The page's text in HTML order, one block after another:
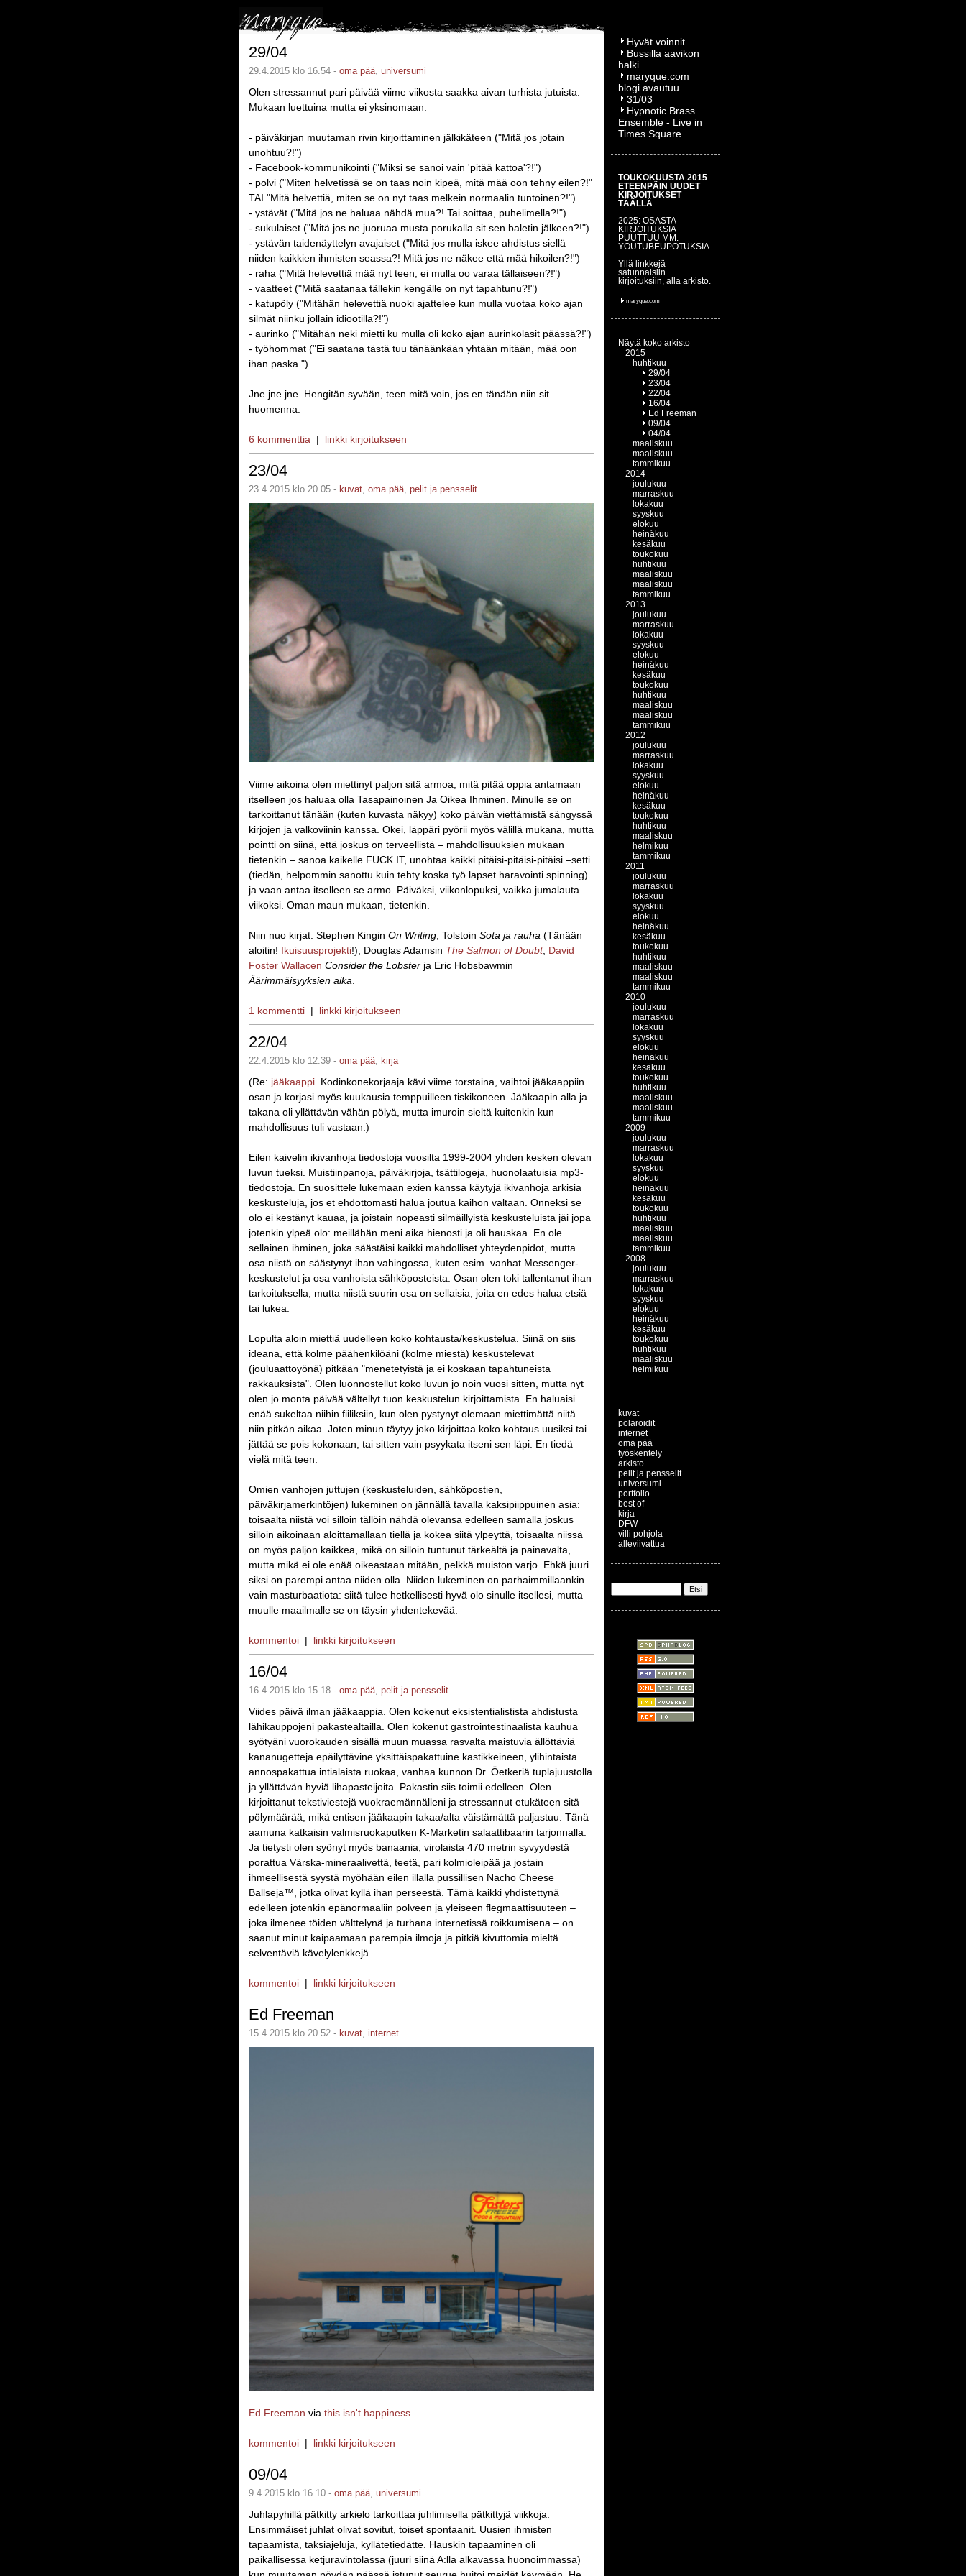
29/04
29.4.2015 klo 16.54 - oma pää, universumi
Olen stressannut pari päivää viime viikosta saakka aivan turhista jutuista.
Mukaan luettuina mutta ei yksinomaan:
- päiväkirjan muutaman rivin kirjoittaminen jälkikäteen ("Mitä jos jotain
unohtuu?!")
- Facebook-kommunikointi ("Miksi se sanoi vain 'pitää kattoa'?!")
- polvi ("Miten helvetissä se on taas noin kipeä, mitä mää oon tehny eilen?!"
TAI "Mitä helvettiä, miten se on nyt taas melkein normaalin tuntoinen?!")
- ystävät ("Mitä jos ne haluaa nähdä mua?! Tai soittaa, puhelimella?!")
- sukulaiset ("Mitä jos ne juoruaa musta porukalla sit sen baletin jälkeen?!")
- ystävän taidenäyttelyn avajaiset ("Mitä jos mulla iskee ahdistus siellä
niiden kaikkien ihmisten seassa?! Mitä jos ne näkee että mää hikoilen?!")
- raha ("Mitä helevettiä mää nyt teen, ei mulla oo varaa tällaiseen?!")
- vaatteet ("Mitä saatanaa tällekin kengälle on nyt tapahtunu?!")
- katupöly ("Mitähän helevettiä nuoki ajattelee kun mulla vuotaa koko ajan
silmät niinku jollain idiootilla?!")
- aurinko ("Mitähän neki mietti ku mulla oli koko ajan aurinkolasit päässä?!")
- työhommat ("Ei saatana tästä tuu tänäänkään yhtään mitään, mää oon
ihan paska.")
Jne jne jne. Hengitän syvään, teen mitä voin, jos en tänään niin sit
huomenna.
6 kommenttia | linkki kirjoitukseen
23/04
23.4.2015 klo 20.05 - kuvat, oma pää, pelit ja pensselit
Viime aikoina olen miettinyt paljon sitä armoa, mitä pitää oppia antamaan
itselleen jos haluaa olla Tasapainoinen Ja Oikea Ihminen. Minulle se on
tarkoittanut tänään (kuten kuvasta näkyy) koko päivän viettämistä sängyssä
kirjojen ja valkoviinin kanssa. Okei, läppäri pyörii myös välillä mukana, mutta
pointti on siinä, että joskus on terveellistä – mahdollisuuksien mukaan
tietenkin – sanoa kaikelle FUCK IT, unohtaa kaikki pitäisi-pitäisi-pitäisi –setti
(tiedän, helpommin sanottu kuin tehty koska työ lapset haravointi spinning)
ja vaan antaa itselleen se armo. Päiväksi, viikonlopuksi, vaikka jumalauta
viikoksi. Oman maun mukaan, tietenkin.
Niin nuo kirjat: Stephen Kingin On Writing , Tolstoin Sota ja rauha (Tänään
aloitin! Ikuisuusprojekti!), Douglas Adamsin The Salmon of Doubt, David
Foster Wallacen Consider the Lobster ja Eric Hobsbawmin
Äärimmäisyyksien aika
1 kommentti | linkki kirjoitukseen
22/04
22.4.2015 klo 12.39 - oma pää, kirja
(Re: jääkaappi . Kodinkonekorjaaja kävi viime torstaina, vaihtoi jääkaappiin
osan ja korjasi myös kuukausia temppuilleen tiskikoneen. Jääkaapin alla ja
takana oli yllättävän vähän pölyä, mutta imuroin sieltä kuitenkin kun
mahdollisuus tuli vastaan.)
Eilen kaivelin ikivanhoja tiedostoja vuosilta 1999-2004 yhden kesken olevan
luvun tueksi. Muistiinpanoja, päiväkirjoja, tsättilogeja, huonolaatuisia mp3-
tiedostoja. En suosittele lukemaan exien kanssa käytyjä ikivanhoja arkisia
keskusteluja, jos et ehdottomasti halua joutua kaihon valtaan. Onneksi se
olo ei kestänyt kauaa, ja joistain nopeasti silmäillyistä keskusteluista jäi jopa
jotenkin ylpeä olo: meillähän meni aika hienosti ja oli hauskaa. En ole
sellainen ihminen, joka säästäisi kaikki mahdolliset yhteydenpidot, mutta
osa niistä on säästynyt ihan vahingossa, kuten esim. vanhat Messenger-
keskustelut ja osa vanhoista sähköposteista. Osan olen toki tallentanut ihan
tarkoituksella, mutta niistä suurin osa on sellaisia, joita en edes halua etsiä
tai lukea.
Lopulta aloin miettiä uudelleen koko kohtausta/keskustelua. Siinä on siis
ideana, että kolme päähenkilöäni (kolme miestä) keskustelevat
(jouluaattoyönä) pitkään "menetetyistä ja ei koskaan tapahtuneista
rakkauksista". Olen luonnostellut koko luvun jo noin vuosi sitten, mutta nyt
olen jo monta päivää vältellyt tuon keskustelun kirjoittamista. En haluaisi
enää sukeltaa niihin fiiliksiin, kun olen pystynyt olemaan miettimättä niitä
niin pitkän aikaa. Joten minun täytyy joko kirjoittaa koko kohtaus uusiksi tai
jättää se pois kokonaan, tai sitten vain psyykata itseni sen läpi. En tiedä
vielä mitä teen.
Omien vanhojen juttujen (keskusteluiden, sähköpostien,
päiväkirjamerkintöjen) lukeminen on jännällä tavalla kaksipiippuinen asia:
toisaalta niistä voi silloin tällöin nähdä olevansa edelleen samalla joskus
silloin aikoinaan aloittamallaan tiellä ja kokea siitä ylpeyttä, toisaalta niissä
on myös paljon kaikkea, mikä on silloin tuntunut tärkeältä ja painavalta,
mutta mikä ei ole enää oikeastaan mitään, pelkkä muiston varjo. Ehkä juuri
siksi on parempi antaa niiden olla. Niiden lukeminen on parhaimmillaankin
vain masturbaatiota: siitä tulee hetkellisesti hyvä olo sinulle itsellesi, mutta
muulle maailmalle se on täysin yhdentekevää.
kommentoi | linkki kirjoitukseen
16/04
16.4.2015 klo 15.18 - oma pää, pelit ja pensselit
Viides päivä ilman jääkaappia. Olen kokenut eksistentialistista ahdistusta
lähikauppojeni pakastealtailla. Olen kokenut gastrointestinaalista kauhua
syötyäni vuorokauden sisällä muun muassa rasvalta maistuvia ällöttäviä
kananugetteja epäilyttävine yksittäispakattuine kastikkeineen, ylihintaista
annospakattua intialaista ruokaa, vanhaa kunnon Dr. Öetkeriä tuplajuustolla
ja yllättävän hyviä lihapasteijoita. Pakastin siis toimii edelleen. Olen
kirjoittanut tekstiviestejä vuokraemännälleni ja stressannut etukäteen sitä
pölymäärää, mikä entisen jääkaapin takaa/alta väistämättä paljastuu. Tänä
aamuna katkaisin valmisruokaputken K-Marketin salaattibaarin tarjonnalla.
Ja tietysti olen syönyt myös banaania, virolaista 470 metrin syvyydestä
porattua Värska-mineraalivettä, teetä, pari kolmioleipää ja jostain
ihmeellisestä syystä myöhään eilen illalla pussillisen Nacho Cheese
Ballseja™, jotka olivat kyllä ihan perseestä. Tämä kaikki yhdistettynä
edelleen jotenkin epänormaaliin polveen ja yleiseen flegmaattisuuteen –
joka ilmenee töiden välttelynä ja turhana internetissä roikkumisena – on
saanut minut kaipaamaan parempia ilmoja ja pitkiä kivuttomia mieltä
selventäviä kävelylenkkejä.
kommentoi | linkki kirjoitukseen
Ed Freeman
15.4.2015 klo 20.52 - kuvat, internet
Ed Freeman via this isn't happiness
kommentoi | linkki kirjoitukseen
09/04
9.4.2015 klo 16.10 - oma pää, universumi
Juhlapyhillä pätkitty arkielo tarkoittaa juhlimisella pätkittyjä viikkoja.
Ensimmäiset juhlat olivat sovitut, toiset spontaanit. Uusien ihmisten
tapaamista, taksiajeluja, kyllätetiedätte. Hauskin tapaaminen oli
paikallisessa ketjuravintolassa (juuri siinä A:lla alkavassa huonoimmassa)
Hyvät voinnit
Bussilla aavikon
halki
maryque.com
blogi avautuu
31/03
Hypnotic Brass
Ensemble - Live in
Times Square
TOUKOKUUSTA 2015
ETEENPÄIN UUDET
KIRJOITUKSET
TÄÄLLÄ
2025: OSASTA
KIRJOITUKSIA
PUUTTUU MM.
YOUTUBEUPOTUKSIA.
Yllä linkkejä
satunnaisiin
kirjoituksiin, alla arkisto.
maryque.com
Näytä koko arkisto
2015
huhtikuu
29/04
23/04
22/04
16/04
Ed Freeman
09/04
04/04
maaliskuu
maaliskuu
tammikuu
2014
joulukuu
marraskuu
lokakuu
syyskuu
elokuu
heinäkuu
kesäkuu
toukokuu
huhtikuu
maaliskuu
maaliskuu
tammikuu
2013
joulukuu
marraskuu
lokakuu
syyskuu
elokuu
heinäkuu
kesäkuu
toukokuu
huhtikuu
maaliskuu
maaliskuu
tammikuu
2012
joulukuu
marraskuu
lokakuu
syyskuu
elokuu
heinäkuu
kesäkuu
toukokuu
huhtikuu
maaliskuu
helmikuu
tammikuu
2011
joulukuu
marraskuu
lokakuu
syyskuu
elokuu
heinäkuu
kesäkuu
toukokuu
huhtikuu
maaliskuu
maaliskuu
tammikuu
2010
joulukuu
marraskuu
lokakuu
syyskuu
elokuu
heinäkuu
kesäkuu
toukokuu
huhtikuu
maaliskuu
maaliskuu
tammikuu
2009
joulukuu
marraskuu
lokakuu
syyskuu
elokuu
heinäkuu
kesäkuu
toukokuu
huhtikuu
maaliskuu
maaliskuu
tammikuu
2008
joulukuu
marraskuu
lokakuu
syyskuu
elokuu
heinäkuu
kesäkuu
toukokuu
huhtikuu
maaliskuu
helmikuu
kuvat
polaroidit
internet
oma pää
työskentely
arkisto
pelit ja pensselit
universumi
portfolio
best of
kirja
DFW
villi pohjola
alleviivattua